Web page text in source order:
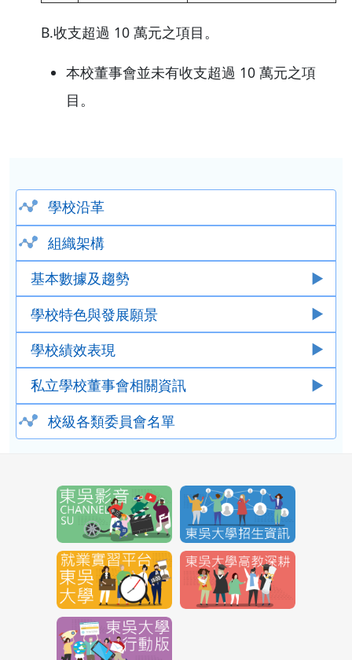
學校沿革
組織架構
基本數據及趨勢
學校特色與發展願景
學校績效表現
私立學校董事會相關資訊
校級各類委員會名單
B.收支超過 10 萬元之項目。
本校董事會並未有收支超過 10 萬元之項
目。